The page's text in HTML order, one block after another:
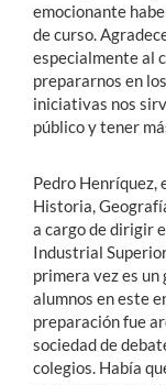
emocionante
de curso.
especialmente al
prepararnos en
iniciativas nos
público y tener
Pedro Henríquez,
Historia,
a cargo de dirigir
Industrial
primera vez es un
alumnos en este
preparación fue
sociedad de
colegios. Había